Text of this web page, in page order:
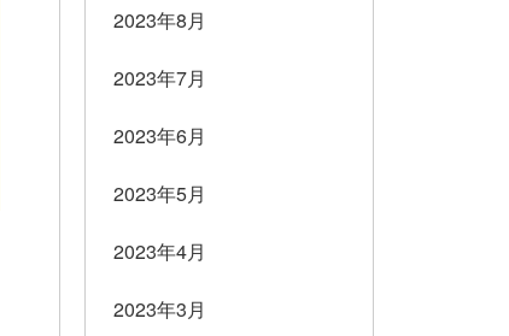
2023年8月
2023年7月
2023年6月
2023年5月
2023年4月
2023年3月